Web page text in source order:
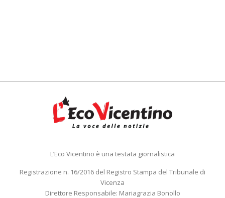
L’Eco Vicentino è una testata giornalistica
Registrazione n. 16/2016 del Registro Stampa del Tribunale di
Vicenza
Direttore Responsabile: Mariagrazia Bonollo